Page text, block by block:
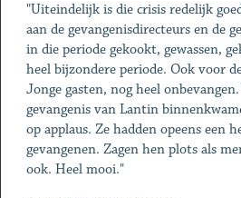
"Uiteindelijk is die crisis redelijk
aan de gevangenisdirecteurs en de
in die periode gekookt, gewassen,
heel bijzondere periode. Ook voor
Jonge gasten, nog heel
gevangenis van Lantin
op applaus. Ze hadden opeens een
gevangenen. Zagen hen plots als
ook. Heel mooi."